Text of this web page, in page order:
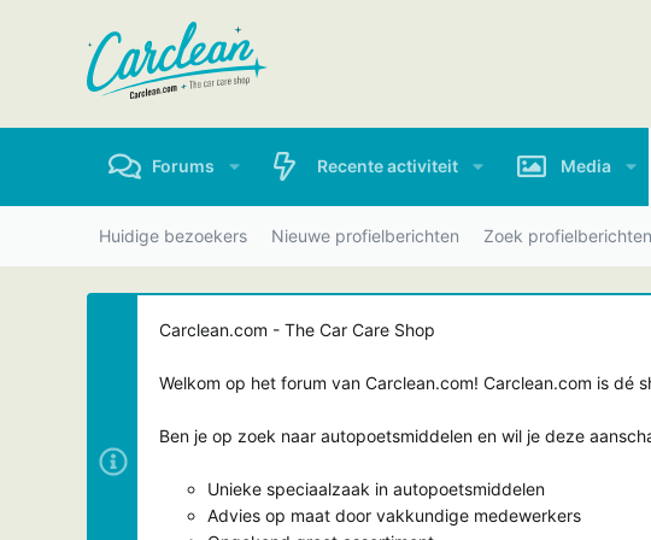
Forums Recente activiteit Media
Huidige bezoekers Nieuwe profielberichten Zoek profielberichten
Carclean.com - The Car Care Shop
Welkom op het forum van Carclean.com! Carclean.com is
Ben je op zoek naar autopoetsmiddelen en wil je deze
Unieke speciaalzaak in autopoetsmiddelen
Advies op maat door vakkundige medewerkers